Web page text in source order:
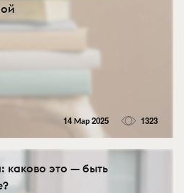
14 Мар 2025 1323
каково это — быть